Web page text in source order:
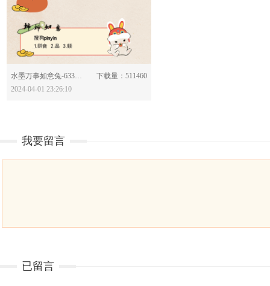
分享：
水墨万事如意兔-633897
下载量：511460
2024-04-01 23:26:10
我要留言
已留言